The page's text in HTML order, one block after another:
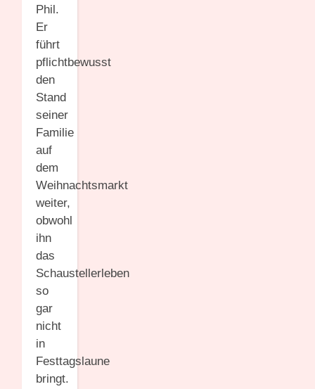
Phil.
Er
führt
pflichtbewusst
den
Stand
seiner
Familie
auf
dem
Weihnachtsmarkt
weiter,
obwohl
ihn
das
Schaustellerleben
so
gar
nicht
in
Festtagslaune
bringt.